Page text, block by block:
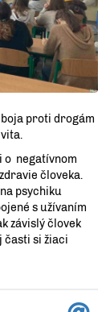
proti drogám
o negatívnom
človeka.
psychiku
s užívaním
závislý človek
časti si žiaci